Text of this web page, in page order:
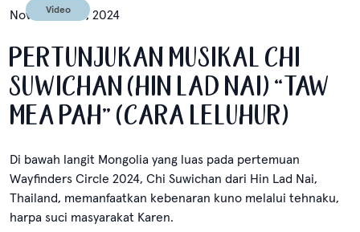
Semua
Konfederasi Blackfoot
Member Gathering
Mongolia
Penduduk asli
Rapa Nui
Sungai Utik
Wardekken
Video
November 20, 2024
PERTUNJUKAN MUSIKAL CHI
SUWICHAN (HIN LAD NAI) “TAW
MEA PAH” (CARA LELUHUR)
Di bawah langit Mongolia yang luas pada pertemuan
Wayfinders Circle 2024, Chi Suwichan dari Hin Lad Nai,
Thailand, memanfaatkan kebenaran kuno melalui tehnaku,
harpa suci masyarakat Karen.